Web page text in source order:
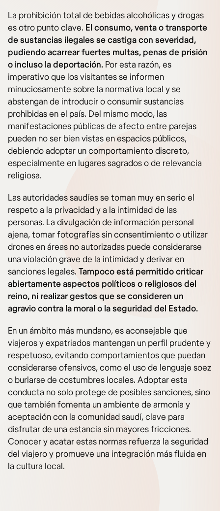
La prohibición total de bebidas alcohólicas y drogas
es otro punto clave. El consumo, venta o transporte
de sustancias ilegales se castiga con severidad,
pudiendo acarrear fuertes multas, penas de prisión
o incluso la deportación. Por esta razón, es
imperativo que los visitantes se informen
minuciosamente sobre la normativa local y se
abstengan de introducir o consumir sustancias
prohibidas en el país. Del mismo modo, las
manifestaciones públicas de afecto entre parejas
pueden no ser bien vistas en espacios públicos,
debiendo adoptar un comportamiento discreto,
especialmente en lugares sagrados o de relevancia
religiosa.
Las autoridades saudíes se toman muy en serio el
respeto a la privacidad y a la intimidad de las
personas. La divulgación de información personal
ajena, tomar fotografías sin consentimiento o utilizar
drones en áreas no autorizadas puede considerarse
una violación grave de la intimidad y derivar en
sanciones legales. Tampoco está permitido criticar
abiertamente aspectos políticos o religiosos del
reino, ni realizar gestos que se consideren un
agravio contra la moral o la seguridad del Estado.
En un ámbito más mundano, es aconsejable que
viajeros y expatriados mantengan un perfil prudente y
respetuoso, evitando comportamientos que puedan
considerarse ofensivos, como el uso de lenguaje soez
o burlarse de costumbres locales. Adoptar esta
conducta no solo protege de posibles sanciones, sino
que también fomenta un ambiente de armonía y
aceptación con la comunidad saudí, clave para
disfrutar de una estancia sin mayores fricciones.
Conocer y acatar estas normas refuerza la seguridad
del viajero y promueve una integración más fluida en
la cultura local.